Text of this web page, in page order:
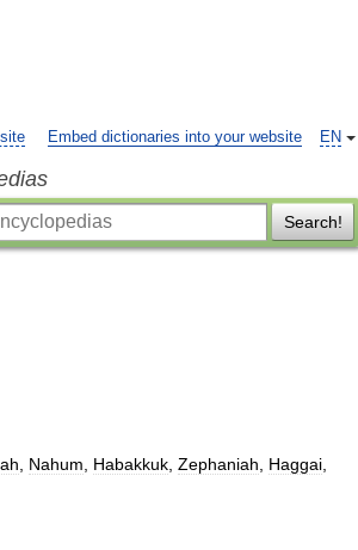
EN
Embed dictionaries into your website
Search!
Nahum Habakkuk Zephaniah Haggai